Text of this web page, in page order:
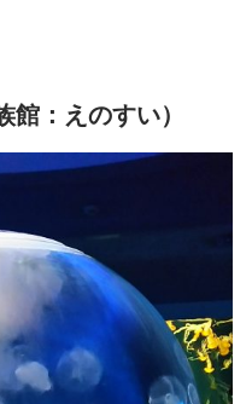
：えのすい）